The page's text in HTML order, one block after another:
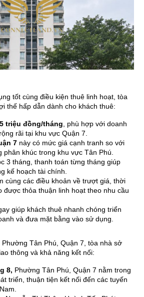
tốt cùng điều kiện thuê linh hoạt, tòa
thế hấp dẫn dành cho khách thuê:
triệu đồng/tháng, phù hợp với doanh
rãi tại khu vực Quận 7.
7 này có mức giá cạnh tranh so với
phân khúc trong khu vực Tân Phú.
3 tháng, thanh toán từng tháng giúp
kế hoạch tài chính.
cùng các điều khoản về trượt giá, thời
được thỏa thuận linh hoạt theo nhu cầu
giúp khách thuê nhanh chóng triển
và đưa mặt bằng vào sử dụng.
Tân Phú, Quận 7, tòa nhà sở
thông và khả năng kết nối:
8, Phường Tân Phú, Quận 7 nằm trong
triển, thuận tiện kết nối đến các tuyến